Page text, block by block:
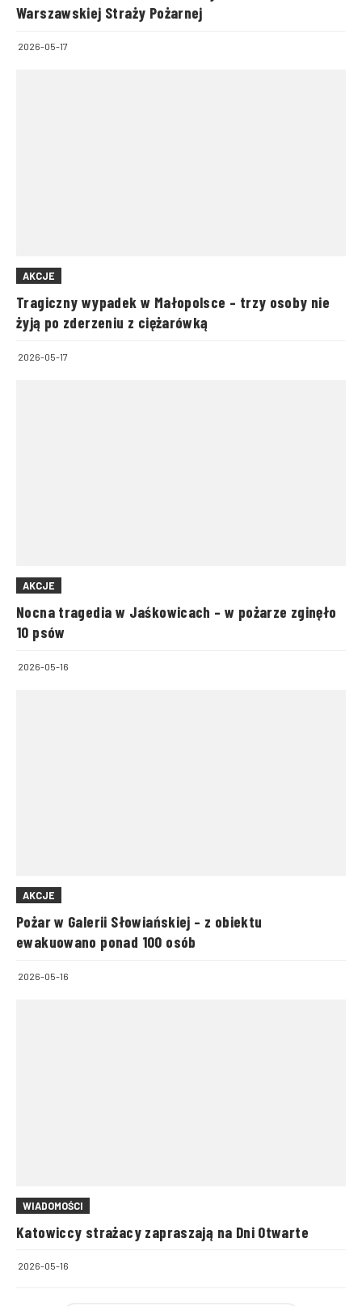
Warszawskiej Straży Pożarnej
2026-05-17
AKCJE
Tragiczny wypadek w Małopolsce – trzy osoby nie
żyją po zderzeniu z ciężarówką
2026-05-17
AKCJE
Nocna tragedia w Jaśkowicach – w pożarze zginęło
10 psów
2026-05-16
AKCJE
Pożar w Galerii Słowiańskiej – z obiektu
ewakuowano ponad 100 osób
2026-05-16
WIADOMOŚCI
Katowiccy strażacy zapraszają na Dni Otwarte
2026-05-16